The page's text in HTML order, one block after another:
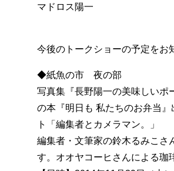
マドロス陽一
今後のトークショーの予定をお
◆紙魚の市 夜の部
写真集『長野陽一の美味しいポ
の本『明日も 私たちのお弁当
ト「編集者とカメラマン。」
編集者・文筆家の鈴木るみこさ
す。オオヤコーヒさんによる珈